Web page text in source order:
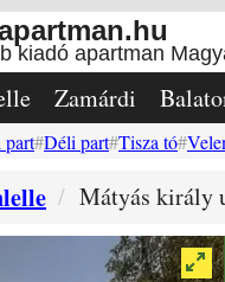
kiadó apartman
Zamárdi
part Déli part Tisza tó
Mátyás király